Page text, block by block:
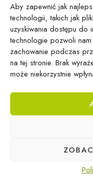
Aby zapewnić jak
technologii, takich jak
uzyskiwania dostępu do
technologie pozwoli
zachowanie podczas
na tej stronie. Brak
może niekorzystnie
Epicentrum Gdynia
Michał Domański